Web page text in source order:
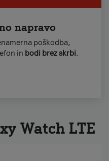
napravo
poškodba,
in bodi brez skrbi.
Watch LTE